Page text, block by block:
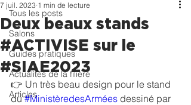
Tous les posts
Salons
Guides pratiques
Actualités de la filière
Articles
Deux beaux stands
#ACTIVISE sur le
#SIAE2023
7 juil. 2023 1 min de lecture
👉 Un très beau design pour le stand
du #MinistèredesArmées dessiné par